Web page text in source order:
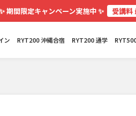
期間限定キャンペーン実施中 ✨ 受講料
ン RYT200 沖縄合宿 RYT200 通学